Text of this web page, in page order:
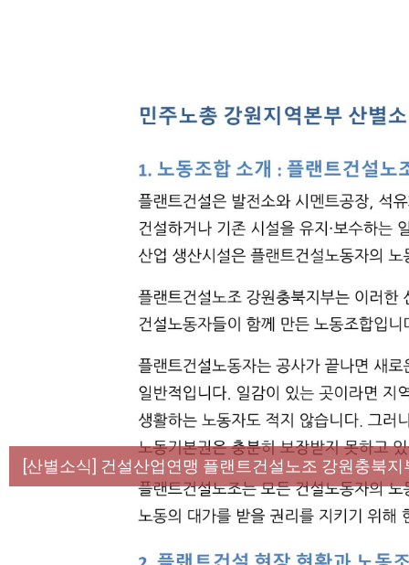
[성명] 막을 수 있었던 죽음, HL만도가 책임져라 : 청
[산별소식] 건설산업연맹 플랜트건설노조 강원충북지
[강릉,속초,원주,춘천] 폭염감시단 사업 이모저모
[조합원☆인터뷰] 서비스연맹 전국학교비정규직노동
[본부소식] 강원지역 노동자 합창단 모임